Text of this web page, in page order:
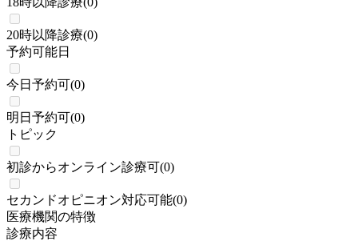
20時以降診療(0)
予約可能日
今日予約可(0)
明日予約可(0)
トピック
初診からオンライン診療可(0)
セカンドオピニオン対応可能(0)
医療機関の特徴
診療内容